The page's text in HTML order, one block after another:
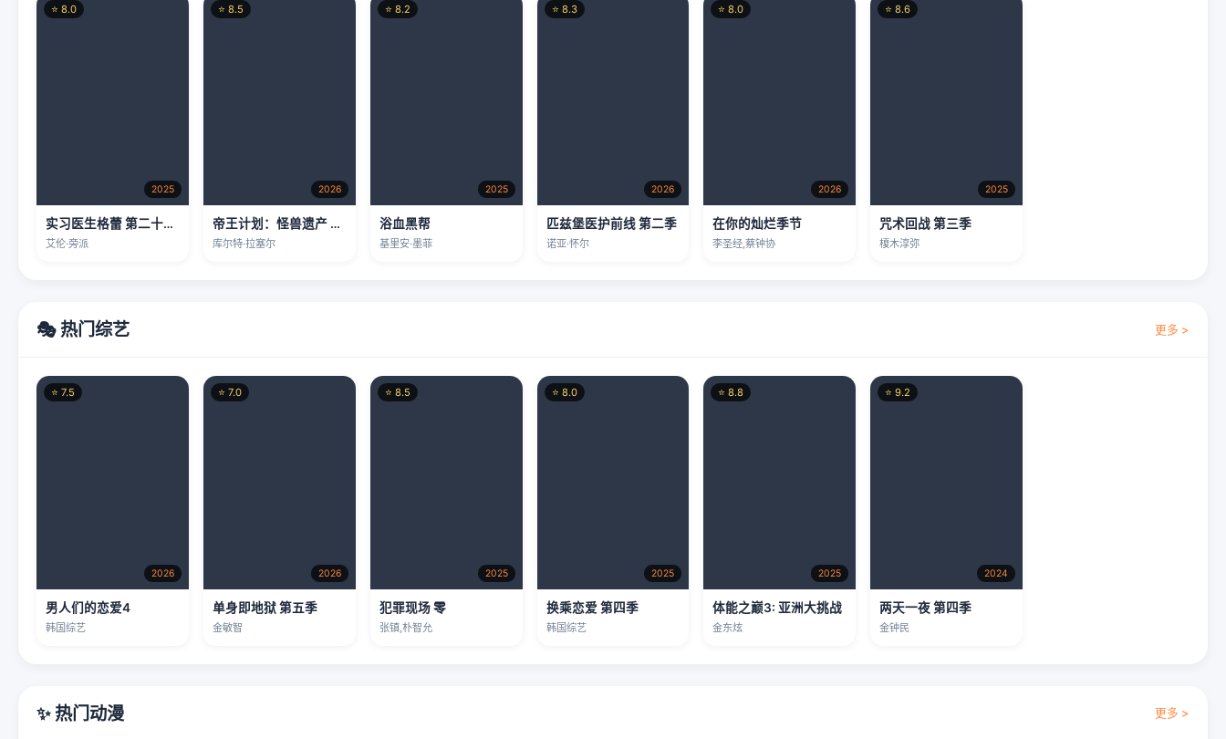
⭐ 8.0
2025
实习医生格蕾 第二十二季
艾伦·旁派
⭐ 8.5
2026
帝王计划：怪兽遗产 第二季
库尔特·拉塞尔
⭐ 8.2
2025
浴血黑帮
基里安·墨菲
⭐ 8.3
2026
匹兹堡医护前线 第二季
诺亚·怀尔
⭐ 8.0
2026
在你的灿烂季节
李圣经,蔡钟协
⭐ 8.6
2025
咒术回战 第三季
榎木淳弥
🎭 热门综艺 更多 >
⭐ 7.5
2026
男人们的恋爱4
韩国综艺
⭐ 7.0
2026
单身即地狱 第五季
金敏智
⭐ 8.5
2025
犯罪现场 零
张镇,朴智允
⭐ 8.0
2025
换乘恋爱 第四季
韩国综艺
⭐ 8.8
2025
体能之巅3: 亚洲大挑战
金东炫
⭐ 9.2
2024
两天一夜 第四季
金钟民
✨ 热门动漫 更多 >